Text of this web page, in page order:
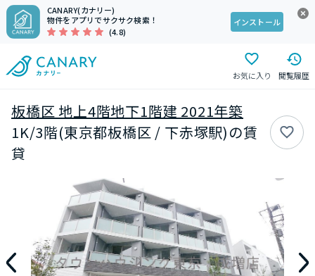
CANARY(カナリー)
物件をアプリでサクサク検索！
(4.8)
インストール
お気に入り 閲覧履歴
板橋区 地上4階地下1階建 2021年築
1K/3階(東京都板橋区 / 下赤塚駅)の賃
貸